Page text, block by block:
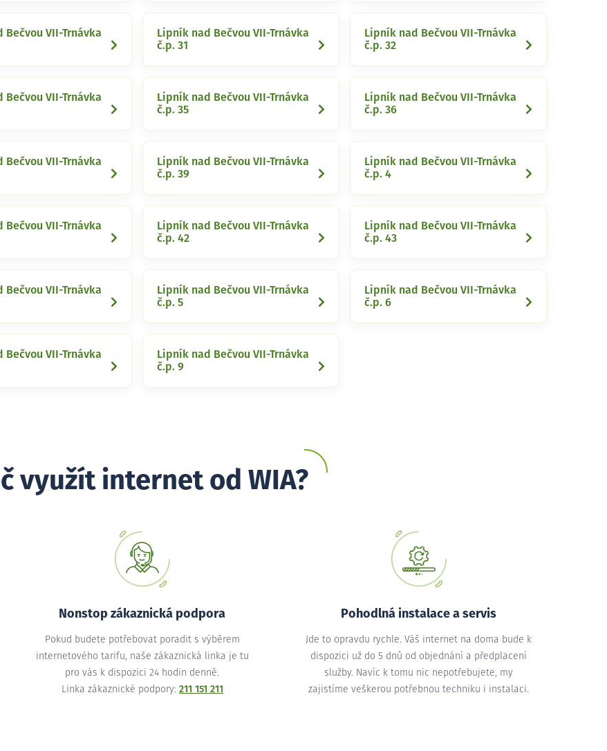
Bečvou VII-Trnávka
Lipník nad Bečvou VII-Trnávka
č.p. 31
Lipník nad Bečvou VII-Trnávka
č.p. 32
Bečvou VII-Trnávka
Lipník nad Bečvou VII-Trnávka
č.p. 35
Lipník nad Bečvou VII-Trnávka
č.p. 36
Bečvou VII-Trnávka
Lipník nad Bečvou VII-Trnávka
č.p. 39
Lipník nad Bečvou VII-Trnávka
č.p. 4
Bečvou VII-Trnávka
Lipník nad Bečvou VII-Trnávka
č.p. 42
Lipník nad Bečvou VII-Trnávka
č.p. 43
Bečvou VII-Trnávka
Lipník nad Bečvou VII-Trnávka
č.p. 5
Lipník nad Bečvou VII-Trnávka
č.p. 6
Bečvou VII-Trnávka
Lipník nad Bečvou VII-Trnávka
č.p. 9
využít internet od WIA?
Nonstop zákaznická podpora
Pokud budete potřebovat poradit s výběrem
internetového tarifu, naše zákaznická linka je tu
pro vás k dispozici 24 hodin denně.
Linka zákaznické podpory: 211 151 211
Pohodlná instalace a servis
Jde to opravdu rychle. Váš internet na doma bude k
dispozici už do 5 dnů od objednání a předplacení
služby. Navíc k tomu nic nepotřebujete, my
zajistíme veškerou potřebnou techniku i instalaci.